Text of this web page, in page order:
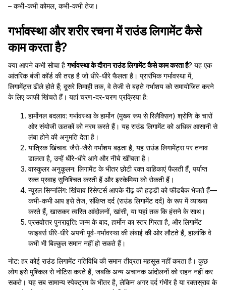
– कभी-कभी कोमल, कभी-कभी तेज।
गर्भावस्था और शरीर रचना में राउंड लिगामेंट कैसे
काम करता है?
क्या आपने कभी सोचा हैगर्भावस्था के दौरान राउंड लिगामेंट कैसे काम करता है? यह एक
आंतरिक बंजी कॉर्ड की तरह है जो धीरे-धीरे फैलता है। प्रारंभिक गर्भावस्था में,
लिगामेंट्स ढीले होते हैं; दूसरे तिमाही तक, वे तेजी से बढ़ते गर्भाशय को समायोजित करने
के लिए काफी खिंचते हैं। यहां चरण-दर-चरण प्रक्रिया है:
हार्मोनल बदलाव: गर्भावस्था के हार्मोन (मुख्य रूप से रिलैक्सिन) श्रोणि के चारों
ओर संयोजी ऊतकों को नरम करते हैं। यह राउंड लिगामेंट को अधिक आसानी से
लंबा होने की अनुमति देता है।
यांत्रिक खिंचाव: जैसे-जैसे गर्भाशय बढ़ता है, यह राउंड लिगामेंट्स पर तनाव
डालता है, उन्हें धीरे-धीरे आगे और नीचे खींचता है।
वास्कुलर अनुकूलन: लिगामेंट के भीतर छोटी रक्त वाहिकाएं फैलती हैं, पर्याप्त
रक्त प्रवाह सुनिश्चित करती हैं और इस्केमिया को रोकती हैं।
न्यूरल सिग्नलिंग: खिंचाव रिसेप्टर्स आपके रीढ़ की हड्डी को फीडबैक भेजते हैं—
कभी-कभी आप इसे तेज, संक्षिप्त दर्द (राउंड लिगामेंट दर्द) के रूप में व्याख्या
करते हैं, खासकर त्वरित आंदोलनों, खांसी, या यहां तक कि हंसने के साथ।
प्रसवोत्तर पुनरावृत्ति: जन्म के बाद, हार्मोन का स्तर गिरता है, और लिगामेंट
फाइबर्स धीरे-धीरे अपनी पूर्व-गर्भावस्था की लंबाई की ओर लौटते हैं, हालांकि वे
कभी भी बिल्कुल समान नहीं हो सकते हैं।
नोट: हर कोई राउंड लिगामेंट गतिविधि की समान तीव्रता महसूस नहीं करता है। कुछ
लोग इसे मुश्किल से नोटिस करते हैं, जबकि अन्य अचानक आंदोलनों को सहन नहीं कर
सकते। यह सब सामान्य स्पेक्ट्रम के भीतर है, लेकिन अगर दर्द गंभीर है या रक्तस्राव के